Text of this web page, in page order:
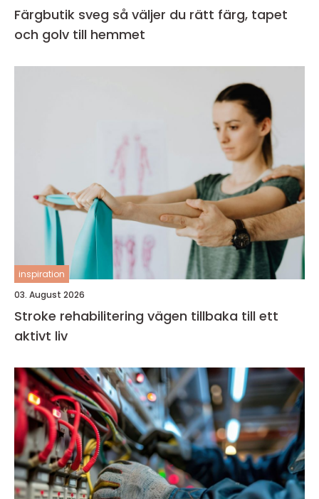
Färgbutik sveg så väljer du rätt färg, tapet
och golv till hemmet
inspiration
03. August 2026
Stroke rehabilitering vägen tillbaka till ett
aktivt liv